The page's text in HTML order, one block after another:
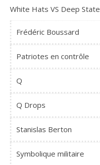
White Hats VS Deep State
Frédéric Boussard
Patriotes en contrôle
Q
Q Drops
Stanislas Berton
Symbolique militaire